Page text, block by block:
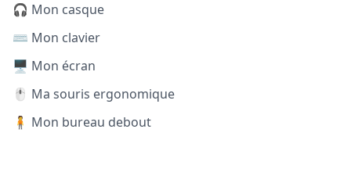
🎧 Mon casque
⌨️ Mon clavier
🖥️ Mon écran
🖱️ Ma souris ergonomique
🧍 Mon bureau debout